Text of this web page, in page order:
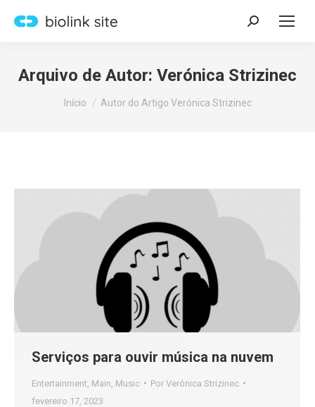
Search:
Arquivo de Autor: Verónica Strizinec
Você está aqui:
Início Autor do Artigo Verónica Strizinec
Serviços para ouvir música na nuvem
Entertainment Main Music Por Verónica Strizinec
fevereiro 17, 2023